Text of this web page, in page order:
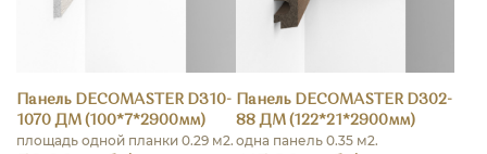
Панель DECOMASTER D310-
1070 ДМ (100*7*2900мм)
площадь одной планки 0.29 м2.
Панель DECOMASTER D302-
88 ДМ (122*21*2900мм)
одна панель 0.35 м2.